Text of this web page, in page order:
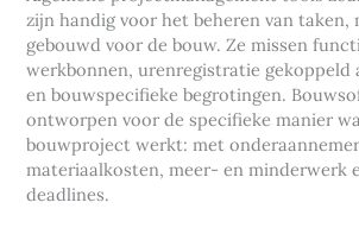
zijn handig voor het beheren van taken,
gebouwd voor de bouw. Ze missen
werkbonnen, urenregistratie gekoppeld
en bouwspecifieke begrotingen.
ontworpen voor de specifieke manier
bouwproject werkt: met
materiaalkosten, meer- en minderwerk
deadlines.